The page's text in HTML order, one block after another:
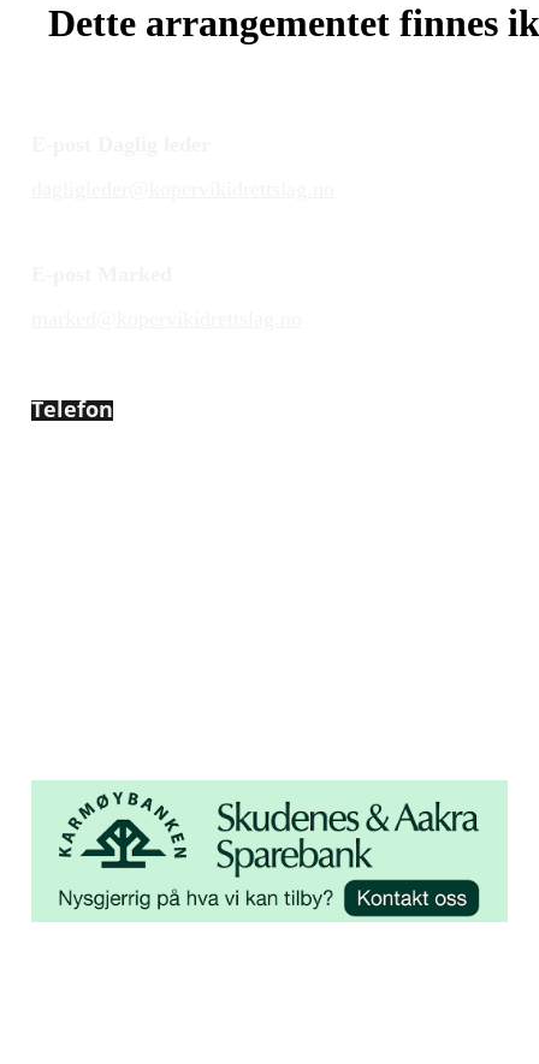
Dette arrangementet finnes
Telefon